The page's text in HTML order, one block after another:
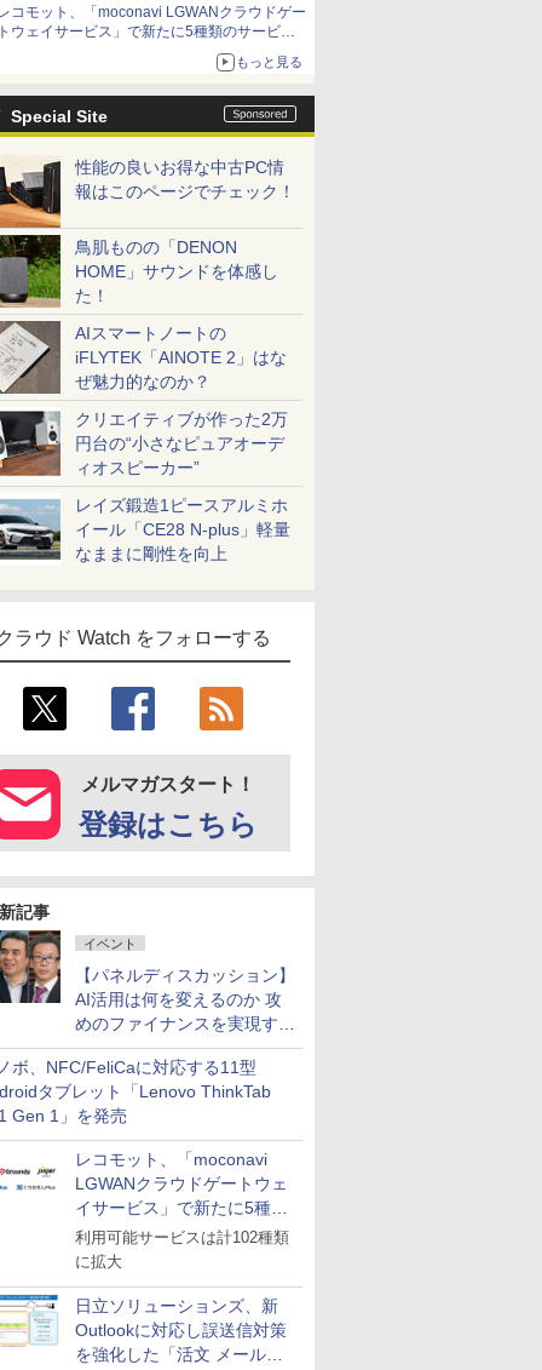
コモット、「moconavi LGWANクラウドゲー
ウェイサービス」で新たに5種類のサービス
もっと見る
Special Site
性能の良いお得な中古PC情
報はこのページでチェック！
鳥肌ものの「DENON
HOME」サウンドを体感し
た！
AIスマートノートの
iFLYTEK「AINOTE 2」はな
ぜ魅力的なのか？
クリエイティブが作った2万
円台の“小さなピュアオーデ
ィオスピーカー”
レイズ鍛造1ピースアルミホ
イール「CE28 N-plus」軽量
なままに剛性を向上
ラウド Watch をフォローする
メルマガスタート！
登録はこちら
記事
イベント
【パネルディスカッション】
AI活用は何を変えるのか 攻
めのファイナンスを実現する
業務設計とマインドセット変
革
ボ、NFC/FeliCaに対応する11型
タブレット「Lenovo ThinkTab
Gen 1」を発売
レコモット、「moconavi
LGWANクラウドゲートウェ
イサービス」で新たに5種類
のサービスと連携開始
利用可能サービスは計102種類
に拡大
日立ソリューションズ、新
Outlookに対応し誤送信対策
を強化した「活文 メール誤